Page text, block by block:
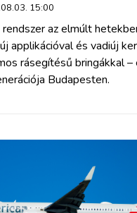
15:00
az elmúlt
applikációval és vadiúj
rásegítésű bringákkal –
Budapesten.